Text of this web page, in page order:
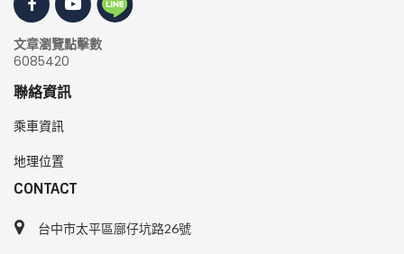
文章瀏覽點擊數
6085420
聯絡資訊
乘車資訊
地理位置
CONTACT
台中市太平區廍仔坑路26號